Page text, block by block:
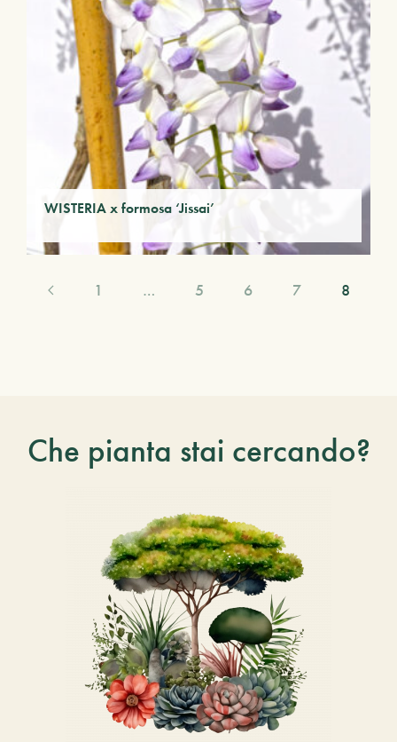
WISTERIA x formosa ‘Jissai’
1 … 5 6 7 8
Che pianta stai cercando?